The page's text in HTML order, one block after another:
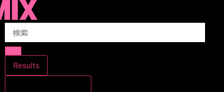
Search
Results